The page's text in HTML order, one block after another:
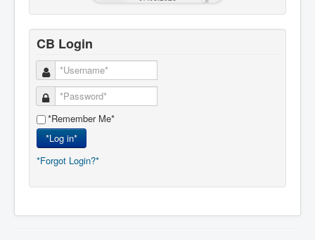
CB Login
*Remember Me*
*Log in*
*Forgot Login?*